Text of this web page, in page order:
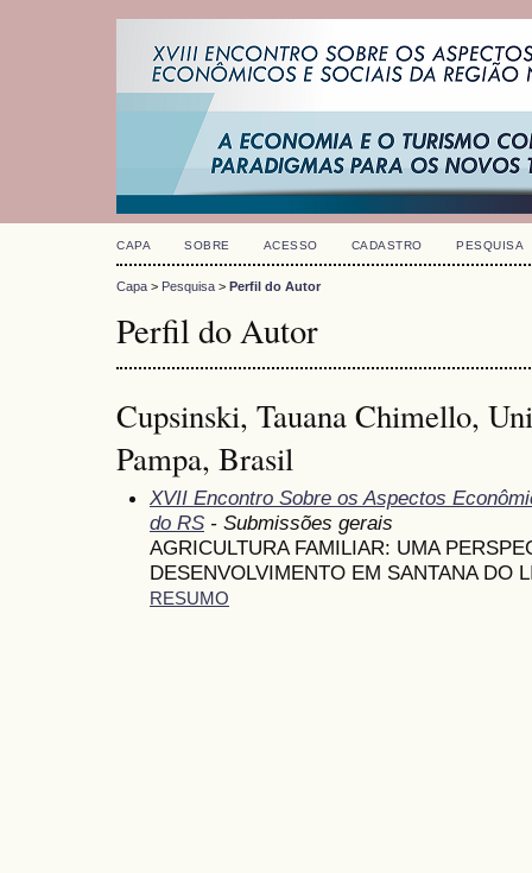
CAPA SOBRE ACESSO CADASTRO PESQUISA
Capa > Pesquisa > Perfil do Autor
Perfil do Autor
Cupsinski, Tauana Chimello,
Pampa, Brasil
XVII Encontro Sobre os Aspectos
do RS - Submissões gerais
AGRICULTURA FAMILIAR: UMA
DESENVOLVIMENTO EM SANTANA DO
RESUMO